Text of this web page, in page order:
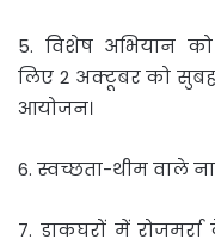
5. विशेष अभियान
लिए 2 अक्टूबर को सुबह
आयोजन।
6. स्वच्छता-थीम वाले
7. डाकघरों में